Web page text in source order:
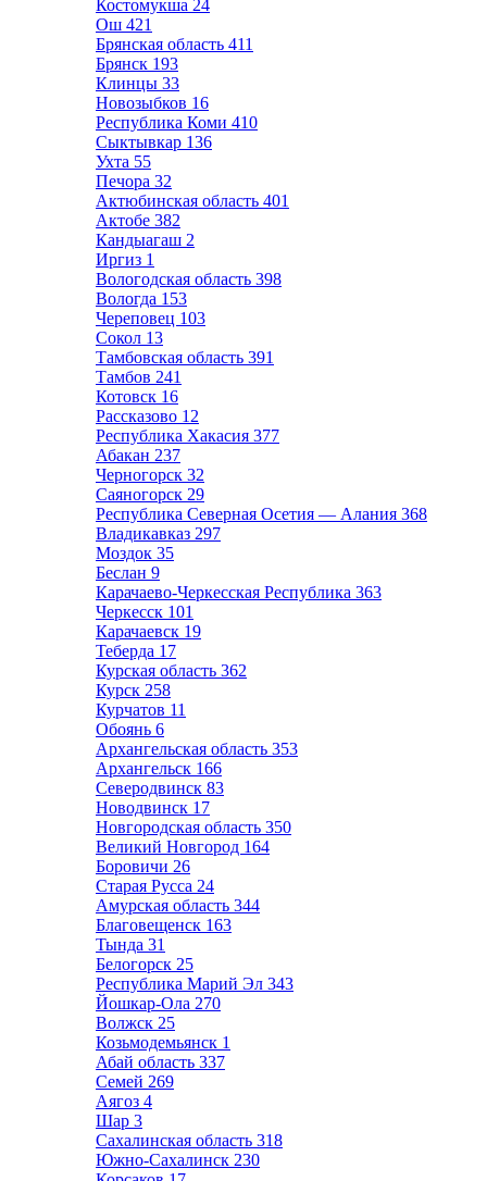
Костомукша 24
Ош 421
Брянская область 411
Брянск 193
Клинцы 33
Новозыбков 16
Республика Коми 410
Сыктывкар 136
Ухта 55
Печора 32
Актюбинская область 401
Актобе 382
Кандыагаш 2
Иргиз 1
Вологодская область 398
Вологда 153
Череповец 103
Сокол 13
Тамбовская область 391
Тамбов 241
Котовск 16
Рассказово 12
Республика Хакасия 377
Абакан 237
Черногорск 32
Саяногорск 29
Республика Северная Осетия — Алания 368
Владикавказ 297
Моздок 35
Беслан 9
Карачаево-Черкесская Республика 363
Черкесск 101
Карачаевск 19
Теберда 17
Курская область 362
Курск 258
Курчатов 11
Обоянь 6
Архангельская область 353
Архангельск 166
Северодвинск 83
Новодвинск 17
Новгородская область 350
Великий Новгород 164
Боровичи 26
Старая Русса 24
Амурская область 344
Благовещенск 163
Тында 31
Белогорск 25
Республика Марий Эл 343
Йошкар-Ола 270
Волжск 25
Козьмодемьянск 1
Абай область 337
Семей 269
Аягоз 4
Шар 3
Сахалинская область 318
Южно-Сахалинск 230